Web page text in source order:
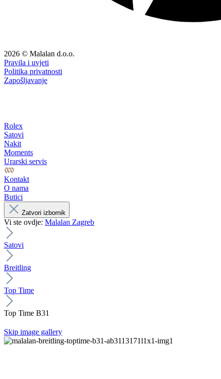
2026 © Malalan d.o.o.
Pravila i uvjeti
Politika privatnosti
Zapošljavanje
Rolex
Satovi
Nakit
Moments
Urarski servis
Kontakt
O nama
Butici
Zatvori izbornik
Vi ste ovdje: Malalan Zagreb
Satovi
Breitling
Top Time
Top Time B31
Skip image gallery